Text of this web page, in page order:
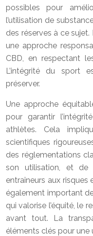
possibles pour
l’utilisation de
des réserves à ce
une approche
CBD, en respectant
L’intégrité du sport
préserver.
Une approche
pour garantir
athlètes. Cela
scientifiques
des réglementations
son utilisation, et de
entraîneurs aux
également important
qui valorise l’équité, le
avant tout. La
éléments clés pour une